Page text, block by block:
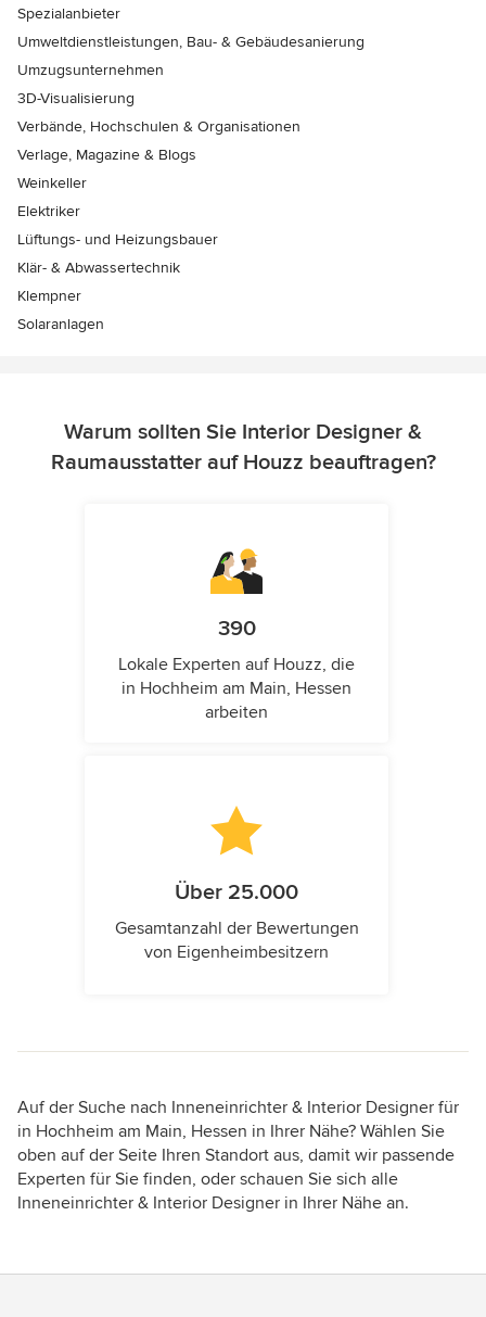
Spezialanbieter
Umweltdienstleistungen, Bau- & Gebäudesanierung
Umzugsunternehmen
3D-Visualisierung
Verbände, Hochschulen & Organisationen
Verlage, Magazine & Blogs
Weinkeller
Elektriker
Lüftungs- und Heizungsbauer
Klär- & Abwassertechnik
Klempner
Solaranlagen
Warum sollten Sie Interior Designer &
Raumausstatter auf Houzz beauftragen?
390
Lokale Experten auf Houzz, die
in Hochheim am Main, Hessen
arbeiten
Über 25.000
Gesamtanzahl der Bewertungen
von Eigenheimbesitzern
Auf der Suche nach Inneneinrichter & Interior Designer für
in Hochheim am Main, Hessen in Ihrer Nähe? Wählen Sie
oben auf der Seite Ihren Standort aus, damit wir passende
Experten für Sie finden, oder schauen Sie sich alle
Inneneinrichter & Interior Designer in Ihrer Nähe an.